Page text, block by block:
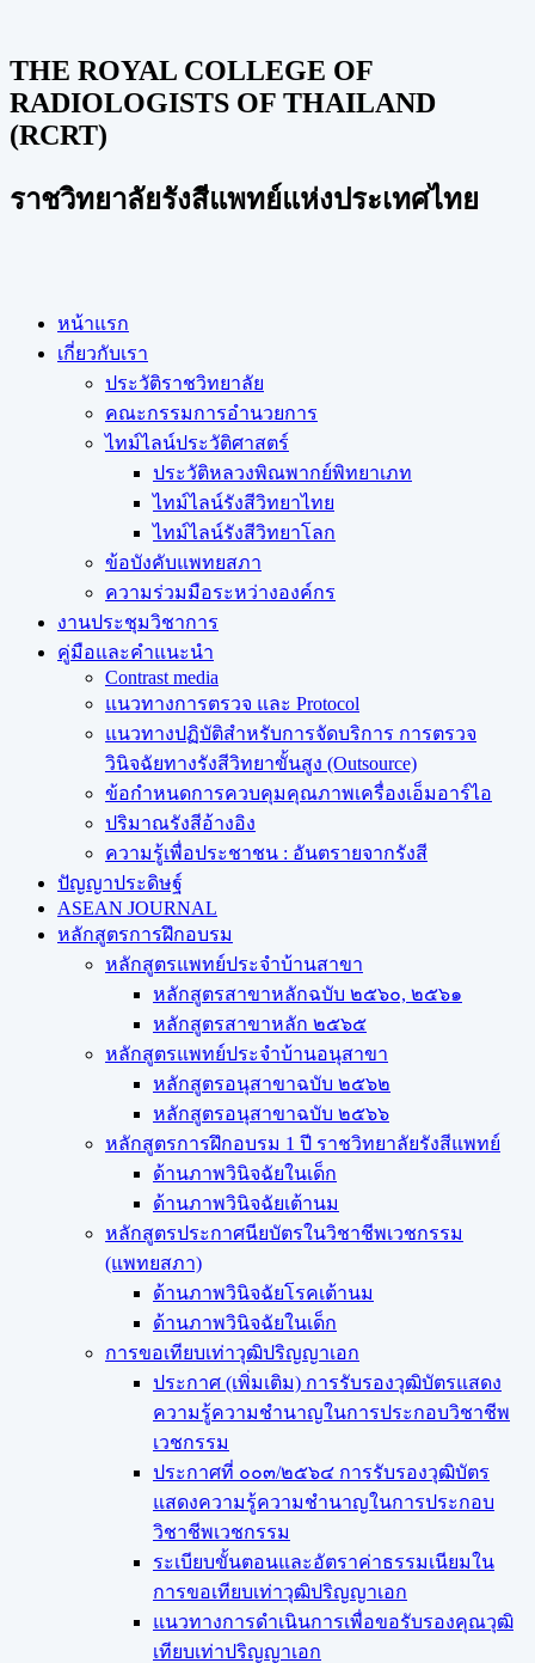
THE ROYAL COLLEGE OF
RADIOLOGISTS OF THAILAND
(RCRT)
ราชวิทยาลัยรังสีแพทย์แห่งประเทศไทย
หน้าแรก
เกี่ยวกับเรา
ประวัติราชวิทยาลัย
คณะกรรมการอำนวยการ
ไทม์ไลน์ประวัติศาสตร์
ประวัติหลวงพิณพากย์พิทยาเภท
ไทม์ไลน์รังสีวิทยาไทย
ไทม์ไลน์รังสีวิทยาโลก
ข้อบังคับแพทยสภา
ความร่วมมือระหว่างองค์กร
งานประชุมวิชาการ
คู่มือและคำแนะนำ
Contrast media
แนวทางการตรวจ และ Protocol
แนวทางปฏิบัติสำหรับการจัดบริการ การตรวจ
วินิจฉัยทางรังสีวิทยาขั้นสูง (Outsource)
ข้อกำหนดการควบคุมคุณภาพเครื่องเอ็มอาร์ไอ
ปริมาณรังสีอ้างอิง
ความรู้เพื่อประชาชน : อันตรายจากรังสี
ปัญญาประดิษฐ์
ASEAN JOURNAL
หลักสูตรการฝึกอบรม
หลักสูตรแพทย์ประจำบ้านสาขา
หลักสูตรสาขาหลักฉบับ ๒๕๖๐, ๒๕๖๑
หลักสูตรสาขาหลัก ๒๕๖๕
หลักสูตรแพทย์ประจำบ้านอนุสาขา
หลักสูตรอนุสาขาฉบับ ๒๕๖๒
หลักสูตรอนุสาขาฉบับ ๒๕๖๖
หลักสูตรการฝึกอบรม 1 ปี ราชวิทยาลัยรังสีแพทย์
ด้านภาพวินิจฉัยในเด็ก
ด้านภาพวินิจฉัยเต้านม
หลักสูตรประกาศนียบัตรในวิชาชีพเวชกรรม
(แพทยสภา)
ด้านภาพวินิจฉัยโรคเต้านม
ด้านภาพวินิจฉัยในเด็ก
การขอเทียบเท่า​วุฒิปริญญา​เอก
ประกาศ (เพิ่มเติม) การรับรองวุฒิบัตรแสดง
ความรู้ความชำนาญในการประกอบวิชาชีพ
เวชกรรม
ประกาศที่ ๐๐๓/๒๕๖๔ การรับรองวุฒิบัตร
แสดงความรู้ความชำนาญในการประกอบ
วิชาชีพเวชกรรม
ระเบียบขั้นตอนและอัตราค่าธรรมเนียมใน
การขอเทียบเท่าวุฒิปริญญาเอก
แนวทางการดำเนินการเพื่อขอรับรองคุณวุฒิ
เทียบเท่าปริญญาเอก